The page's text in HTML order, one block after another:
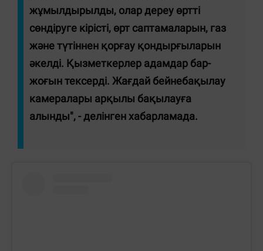
жұмылдырылды, олар дереу өртті
сөндіруге кірісті, өрт саптамаларын, газ
және түтіннен қорғау қондырғыларын
әкелді. Қызметкерлер адамдар бар-
жоғын тексерді. Жағдай бейнебақылау
камералары арқылы бақылауға
алынды", - делінген хабарламада.